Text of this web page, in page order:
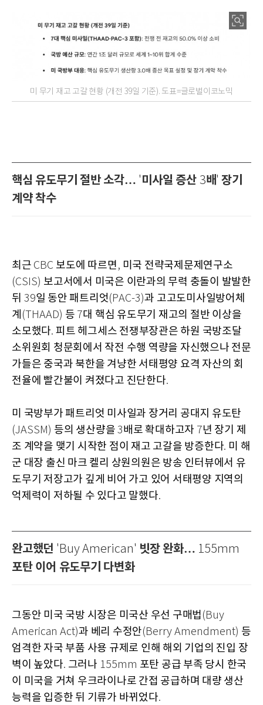
미 무기 재고 고갈 현황 (개전 39일 기준). 도표=글로벌이코노믹
핵심 유도무기 절반 소각… '미사일 증산 3배'장기
계약 착수
최근 CBC 보도에 따르면, 미국 전략국제문제연구소
(CSIS) 보고서에서 미국은 이란과의 무력 충돌이 발발한
뒤 39일 동안 패트리엇(PAC-3)과 고고도미사일방어체
계 (THAAD) 등 7대 핵심 유도무기 재고의 절반 이상을
소모했다. 피트 헤그세스 전쟁부장관은 하원 국방조달
소위원회 청문회에서 작전 수행 역량을 자신했으나 전문
가들은 중국과 북한을 겨냥한 서태평양 요격 자산의 회
전율에 빨간불이 켜졌다고 진단한다.
미 국방부가 패트리엇 미사일과 장거리 공대지 유도탄
(JASSM) 등의 생산량을 3배로 확대하고자 7년 장기 제
조 계약을 맺기 시작한 점이 재고 고갈을 방증한다. 미 해
군 대장 출신 마크 켈리 상원의원은 방송 인터뷰에서 유
도무기 저장고가 깊게 비어 가고 있어 서태평양 지역의
억제력이 저하될 수 있다고 말했다.
완고했던 'Buy American' 빗장 완화… 155mm
포탄 이어 유도무기 다변화
그동안 미국 국방 시장은 미국산 우선 구매법 (Buy
American Act)과 베리 수정안(Berry Amendment) 등
엄격한 자국 부품 사용 규제로 인해 해외 기업의 진입 장
벽이 높았다. 그러나 155mm 포탄 공급 부족 당시 한국
이 미국을 거쳐 우크라이나로 간접 공급하며 대량 생산
능력을 입증한 뒤 기류가 바뀌었다.